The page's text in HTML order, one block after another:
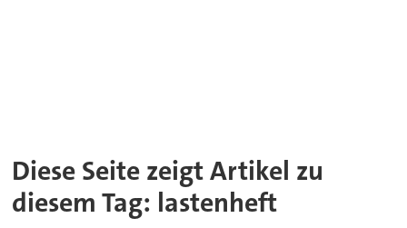
Diese Seite zeigt Artikel zu
diesem Tag: lastenheft